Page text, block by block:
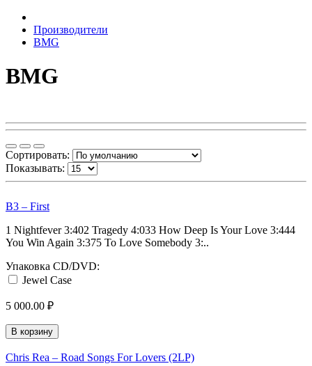
Производители
BMG
BMG
Сортировать:
Показывать:
B3 ‎– First
1 Nightfever 3:402 Tragedy 4:033 How Deep Is Your Love 3:444
You Win Again 3:375 To Love Somebody 3:..
Упаковка CD/DVD:
Jewel Case
5 000.00 ₽
В корзину
Chris Rea – Road Songs For Lovers (2LP)